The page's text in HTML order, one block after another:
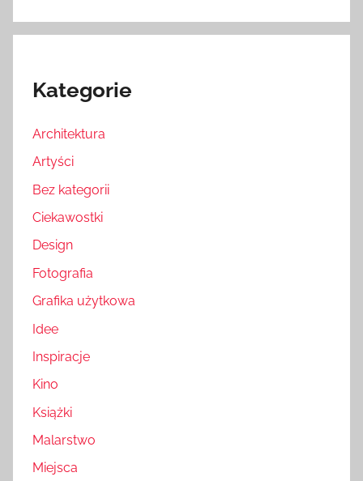
Kategorie
Architektura
Artyści
Bez kategorii
Ciekawostki
Design
Fotografia
Grafika użytkowa
Idee
Inspiracje
Kino
Książki
Malarstwo
Miejsca